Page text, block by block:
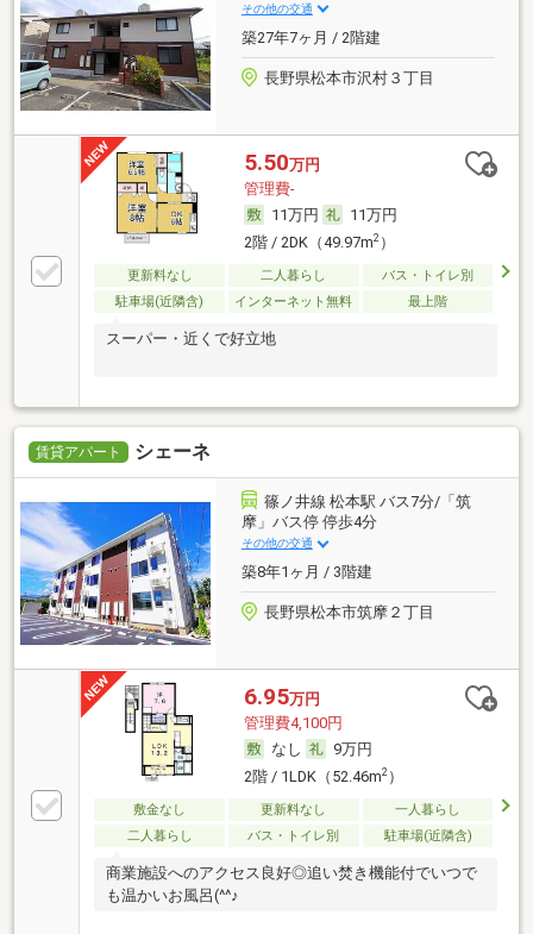
その他の交通
築27年7ヶ月 / 2階建
長野県松本市沢村３丁目
5.50万円
管理費-
11万円
11万円
2階 / 2DK（49.97m2）
更新料なし 二人暮らし
バス・トイレ別
駐車場(近隣含)
インターネット無料 最上階
スーパー・近くで好立地
賃貸アパート シェーネ
篠ノ井線 松本駅 バス7分/「筑
摩」バス停 停歩4分
その他の交通
築8年1ヶ月 / 3階建
長野県松本市筑摩２丁目
6.95万円
管理費4,100円
なし
9万円
2階 / 1LDK（52.46m2）
敷金なし 更新料なし
一人暮らし
二人暮らし
バス・トイレ別 駐車場(近隣含)
商業施設へのアクセス良好◎追い焚き機能付でいつで
も温かいお風呂(^^♪